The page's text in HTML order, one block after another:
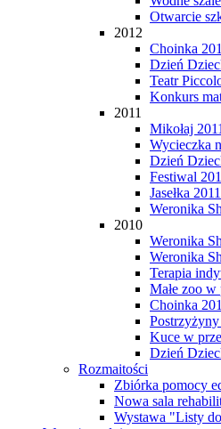
Otwarcie
2012
Choinka
Dzień
Teatr
Konkurs
2011
Mikołaj 2011
Wycieczka
Dzień
Festiwal
Jasełka 2011
Weronika
2010
Weronika
Weronika
Terapia
Małe zoo w
Choinka
Kuce w
Dzień
Rozmaitości
Zbiórka pomocy
Nowa sala
Wystawa "Listy